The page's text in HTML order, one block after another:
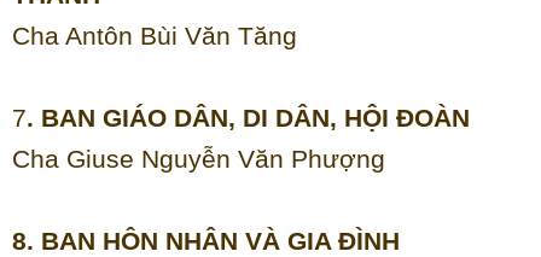
Cha Antôn Bùi Văn Tăng
7. BAN GIÁO DÂN, DI DÂN, HỘI ĐOÀN
Cha Giuse Nguyễn Văn Phượng
8. BAN HÔN NHÂN VÀ GIA ĐÌNH